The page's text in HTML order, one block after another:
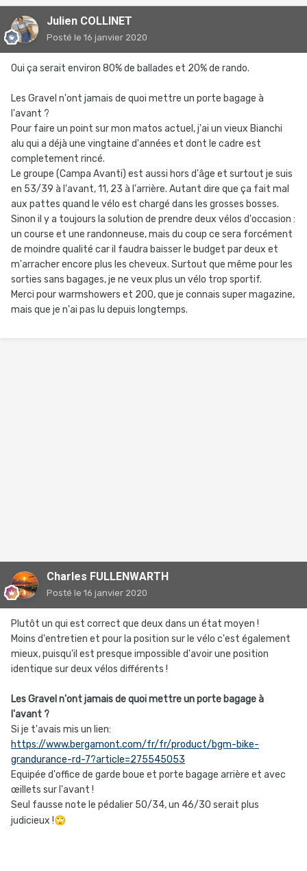
Julien COLLINET
Posté le 16 janvier 2020
Oui ça serait environ 80% de ballades et 20% de rando.
Les Gravel n'ont jamais de quoi mettre un porte bagage à
l'avant ?
Pour faire un point sur mon matos actuel, j'ai un vieux Bianchi
alu qui a déjà une vingtaine d'années et dont le cadre est
completement rincé.
Le groupe (Campa Avanti) est aussi hors d'âge et surtout je suis
en 53/39 à l'avant, 11, 23 à l'arrière. Autant dire que ça fait mal
aux pattes quand le vélo est chargé dans les grosses bosses.
Sinon il y a toujours la solution de prendre deux vélos d'occasion :
un course et une randonneuse, mais du coup ce sera forcément
de moindre qualité car il faudra baisser le budget par deux et
m'arracher encore plus les cheveux. Surtout que même pour les
sorties sans bagages, je ne veux plus un vélo trop sportif.
Merci pour warmshowers et 200, que je connais super magazine,
mais que je n'ai pas lu depuis longtemps.
Charles FULLENWARTH
Posté le 16 janvier 2020
Plutôt un qui est correct que deux dans un état moyen !
Moins d'entretien et pour la position sur le vélo c'est également
mieux, puisqu'il est presque impossible d'avoir une position
identique sur deux vélos différents !
Les Gravel n'ont jamais de quoi mettre un porte bagage à
l'avant ?
Si je t'avais mis un lien:
https://www.bergamont.com/fr/fr/product/bgm-bike-
grandurance-rd-7?article=275545053
Equipée d'office de garde boue et porte bagage arrière et avec
œillets sur l'avant !
Seul fausse note le pédalier 50/34, un 46/30 serait plus
judicieux !🙄